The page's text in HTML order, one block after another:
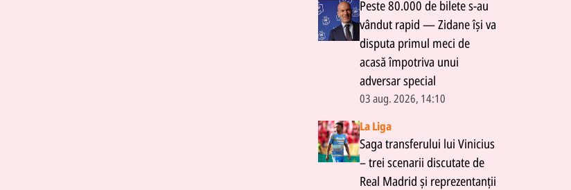
Peste 80.000 de bilete s-au
vândut rapid — Zidane își va
disputa primul meci de
acasă împotriva unui
adversar special
03 aug. 2026, 14:10
La Liga
Saga transferului lui Vinicius
– trei scenarii discutate de
Real Madrid și reprezentanții